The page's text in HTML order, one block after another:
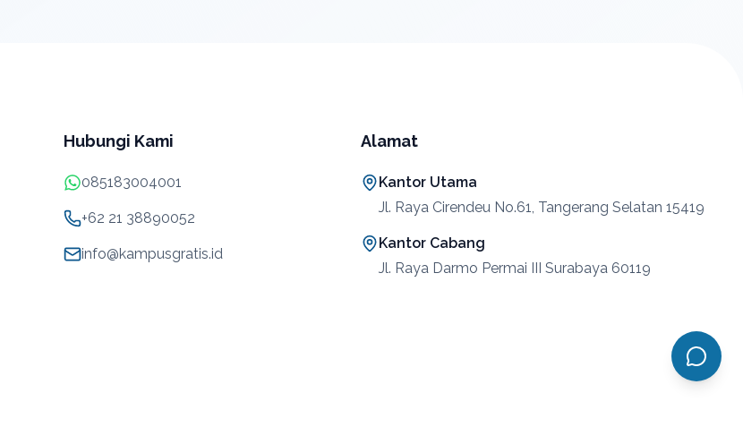
Hubungi Kami
085183004001
+62 21 38890052
info@kampusgratis.id
Alamat
Kantor Utama
Jl. Raya Cirendeu No.61, Tangerang Selatan 15419
Kantor Cabang
Jl. Raya Darmo Permai III Surabaya 60119